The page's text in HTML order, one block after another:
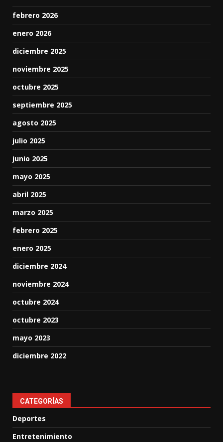
febrero 2026
enero 2026
diciembre 2025
noviembre 2025
octubre 2025
septiembre 2025
agosto 2025
julio 2025
junio 2025
mayo 2025
abril 2025
marzo 2025
febrero 2025
enero 2025
diciembre 2024
noviembre 2024
octubre 2024
octubre 2023
mayo 2023
diciembre 2022
CATEGORÍAS
Deportes
Entretenimiento